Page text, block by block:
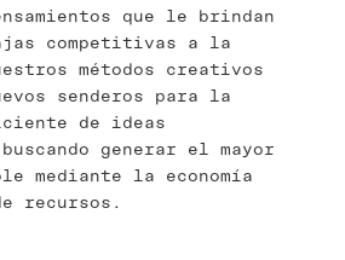
que le brindan
competitivas a la
métodos creativos
senderos para la
de ideas
generar el mayor
mediante la economía
recursos.